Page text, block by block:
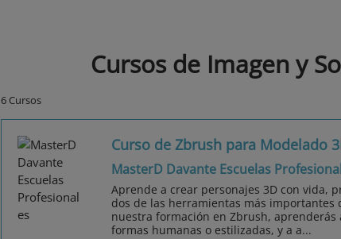
Cursos de Imagen y
6 Cursos
Curso de Zbrush para Modelado
MasterD Davante Escuelas
Aprende a crear personajes 3D con vida,
dos de las herramientas más importantes
nuestra formación en Zbrush,
formas humanas o estilizadas, y a a...